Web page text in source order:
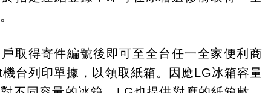
取得寄件編號後即可至全台任一全家便利商
台列印單據，以領取紙箱。因應LG冰箱容量